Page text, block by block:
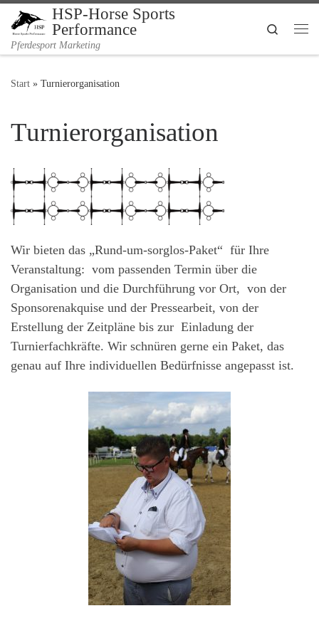
Zum Inhalt springen
HSP-Horse Sports
Performance
Pferdesport Marketing
Search
Start » Turnierorganisation
Turnierorganisation
Wir bieten das „Rund-um-sorglos-Paket“ für Ihre
Veranstaltung: vom passenden Termin über die
Organisation und die Durchführung vor Ort, von der
Sponsorenakquise und der Pressearbeit, von der
Erstellung der Zeitpläne bis zur Einladung der
Turnierfachkräfte. Wir schnüren gerne ein Paket, das
genau auf Ihre individuellen Bedürfnisse angepasst ist.